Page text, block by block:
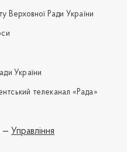
Верховної Ради України
України
телеканал «Рада»
— Управління